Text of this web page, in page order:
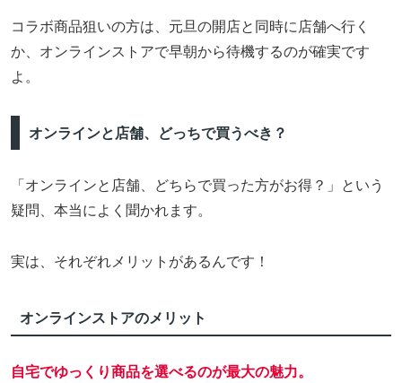
コラボ商品狙いの方は、元旦の開店と同時に店舗へ行く
か、オンラインストアで早朝から待機するのが確実です
よ。
オンラインと店舗、どっちで買うべき？
「オンラインと店舗、どちらで買った方がお得？」という
疑問、本当によく聞かれます。
実は、それぞれメリットがあるんです！
オンラインストアのメリット
自宅でゆっくり商品を選べるのが最大の魅力。